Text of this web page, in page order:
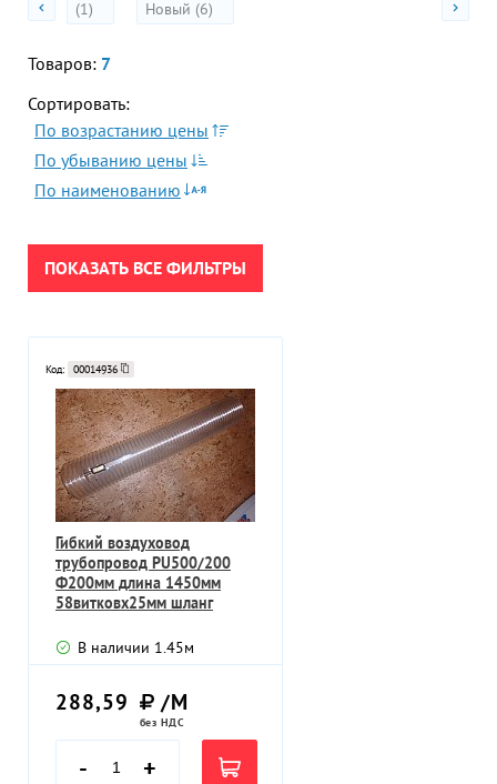
СБРОСИТЬ
(1) Новый (6)
Товаров: 7
Сортировать:
По возрастанию цены
По убыванию цены
По наименованию
ПОКАЗАТЬ ВСЕ ФИЛЬТРЫ
Код: 00014936
Гибкий воздуховод
трубопровод PU500/200
Ф200мм длина 1450мм
58витковх25мм шланг
В наличии 1.45м
288,59 /М
без НДС
- +